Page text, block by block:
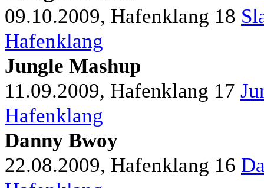
09.10.2009, Hafenklang 18
Hafenklang
Jungle Mashup
11.09.2009, Hafenklang 17
Hafenklang
Danny Bwoy
22.08.2009, Hafenklang 16